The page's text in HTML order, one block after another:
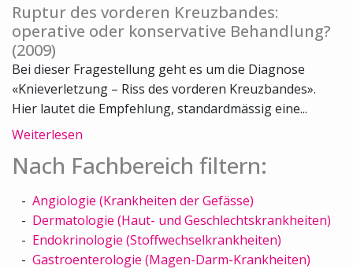
Ruptur des vorderen Kreuzbandes:
operative oder konservative Behandlung?
(2009)
Bei dieser Fragestellung geht es um die Diagnose
«Knieverletzung – Riss des vorderen Kreuzbandes».
Hier lautet die Empfehlung, standardmässig eine...
Weiterlesen
Nach Fachbereich filtern:
Angiologie (Krankheiten der Gefässe)
Dermatologie (Haut- und Geschlechtskrankheiten)
Endokrinologie (Stoffwechselkrankheiten)
Gastroenterologie (Magen-Darm-Krankheiten)